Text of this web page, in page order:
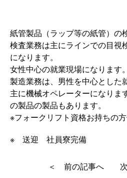
紙管製品（ラップ等の紙管）の
検査業務は主にラインでの目視
になります。
女性中心の就業現場になります。
製造業務は、男性を中心とした
主に機械オペレーターになりま
の製品の製品もあります。
※フォークリフト資格お持ちの方
※ 送迎 社員寮完備
＜ 前の記事へ